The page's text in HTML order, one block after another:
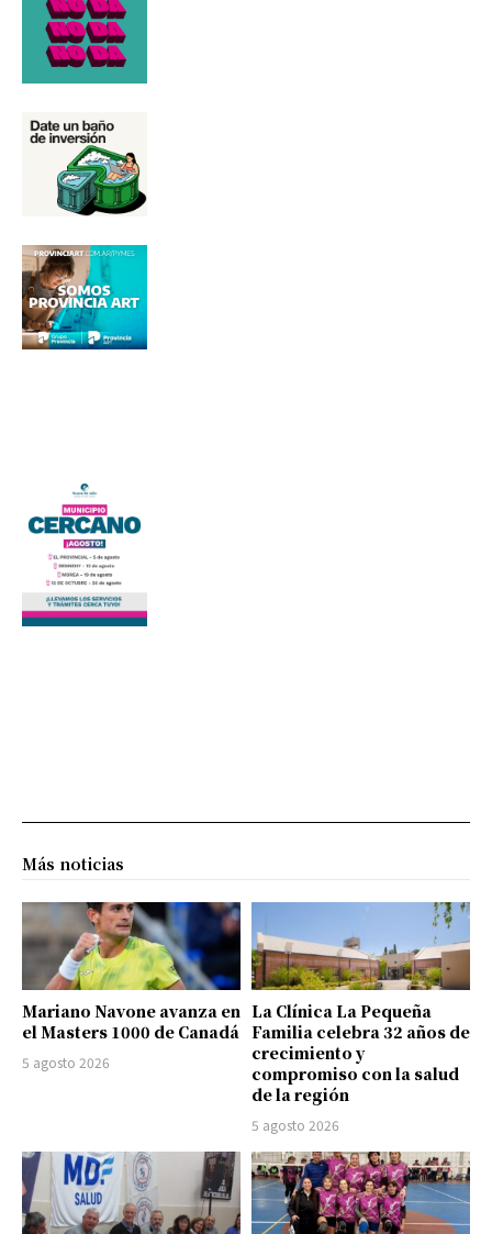
Más noticias
Mariano Navone avanza en
el Masters 1000 de Canadá
5 agosto 2026
La Clínica La Pequeña
Familia celebra 32 años de
crecimiento y
compromiso con la salud
de la región
5 agosto 2026